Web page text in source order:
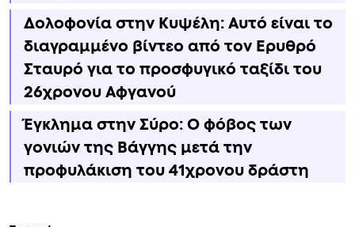
Δολοφονία στην Κυψέλη: Αυτό είναι το
διαγραμμένο βίντεο από τον Ερυθρό
Σταυρό για το προσφυγικό ταξίδι του
26χρονου Αφγανού
Έγκλημα στην Σύρο: Ο φόβος των
γονιών της Βάγγης μετά την
προφυλάκιση του 41χρονου δράστη